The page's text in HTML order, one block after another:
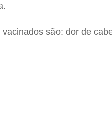
são: dor de